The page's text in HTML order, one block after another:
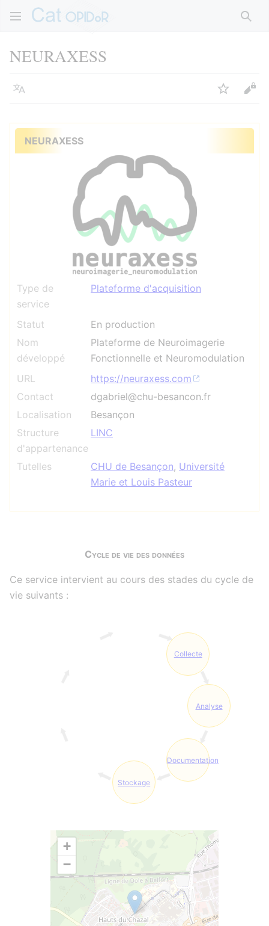
NEURAXESS
Langue Suivre
NEURAXESS
Type de
service
Plateforme d'acquisition
Statut
En production
Nom
développé
Plateforme de Neuroimagerie
Fonctionnelle et Neuromodulation
URL
https://neuraxess.com
Contact
dgabriel@chu-besancon.fr
Localisation
Besançon
Structure
d'appartenance
LINC
Tutelles CHU de Besançon, Université
Marie et Louis Pasteur
Cycle de vie des données
Ce service intervient au cours des stades du cycle de
vie suivants :
Collecte
Analyse
Documentation
Stockage
+
−